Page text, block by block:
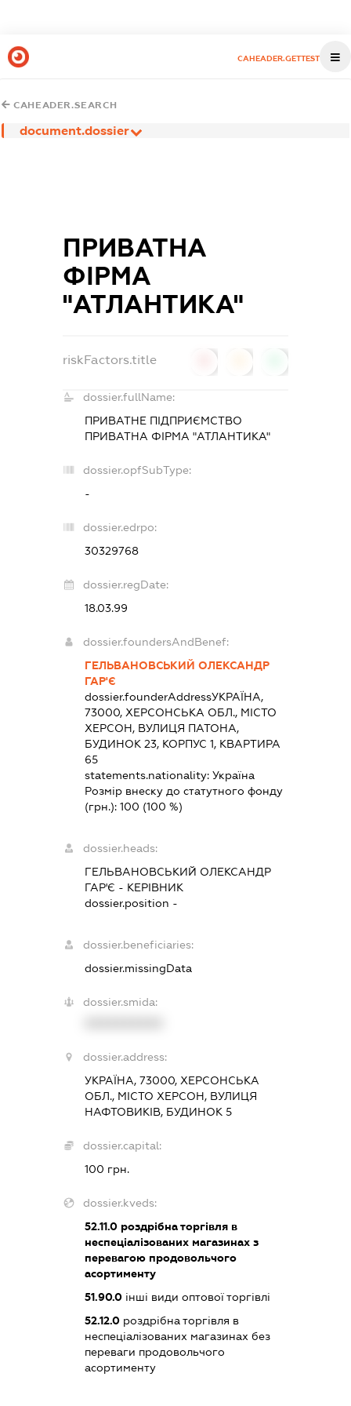
CAHEADER.GETTEST
CAHEADER.SEARCH
document.dossier
ПРИВАТНА
ФІРМА
"АТЛАНТИКА"
riskFactors.title
dossier.fullName:
ПРИВАТНЕ ПІДПРИЄМСТВО
ПРИВАТНА ФІРМА "АТЛАНТИКА"
dossier.opfSubType:
-
dossier.edrpo:
30329768
dossier.regDate:
18.03.99
dossier.foundersAndBenef:
ГЕЛЬВАНОВСЬКИЙ ОЛЕКСАНДР
ГАР'Є
dossier.founderAddressУКРАЇНА,
73000, ХЕРСОНСЬКА ОБЛ., МІСТО
ХЕРСОН, ВУЛИЦЯ ПАТОНА,
БУДИНОК 23, КОРПУС 1, КВАРТИРА
65
statements.nationality:Україна
Розмір внеску до статутного фонду
(грн.):100 (100 %)
dossier.heads:
ГЕЛЬВАНОВСЬКИЙ ОЛЕКСАНДР
ГАР'Є - КЕРІВНИК
dossier.position -
dossier.beneficiaries:
dossier.missingData
dossier.smida:
dossier.address:
УКРАЇНА, 73000, ХЕРСОНСЬКА
ОБЛ., МІСТО ХЕРСОН, ВУЛИЦЯ
НАФТОВИКІВ, БУДИНОК 5
dossier.capital:
100 грн.
dossier.kveds:
52.11.0 роздрібна торгівля в
неспеціалізованих магазинах з
перевагою продовольчого
асортименту
51.90.0 інші види оптової торгівлі
52.12.0 роздрібна торгівля в
неспеціалізованих магазинах без
переваги продовольчого
асортименту